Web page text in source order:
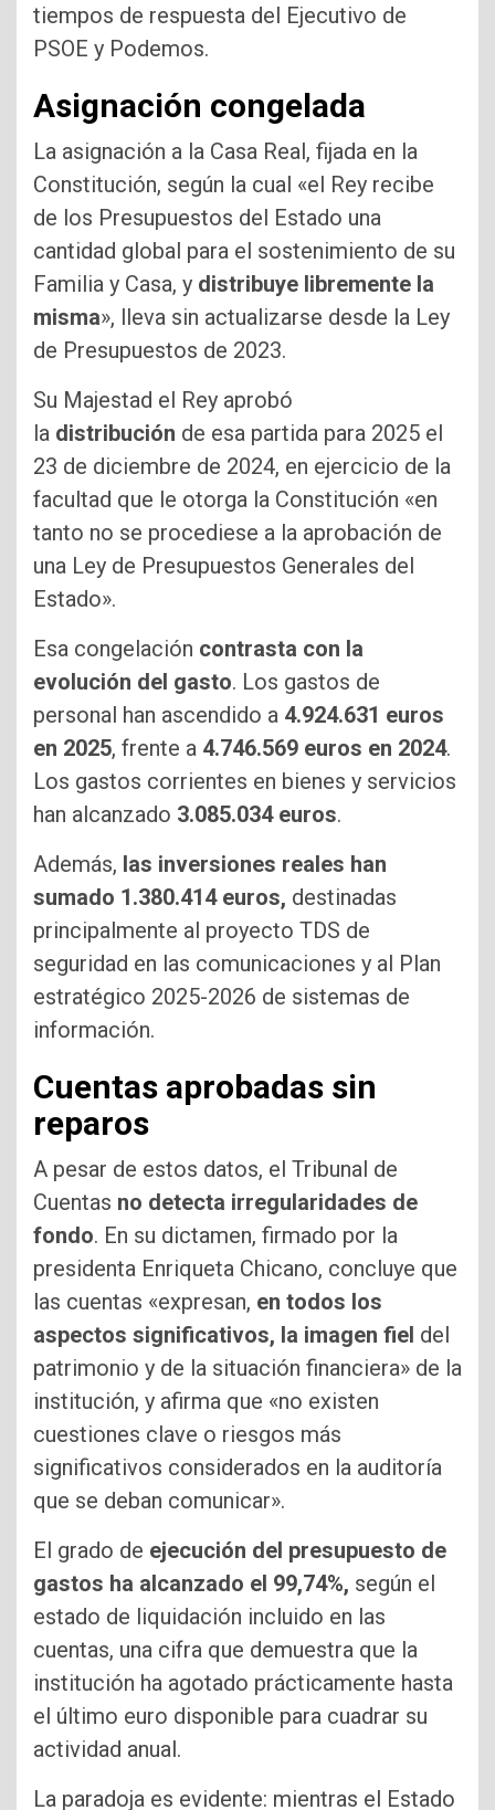
tiempos de respuesta del Ejecutivo de
PSOE y Podemos.
Asignación congelada
La asignación a la Casa Real, fijada en la
Constitución, según la cual «el Rey recibe
de los Presupuestos del Estado una
cantidad global para el sostenimiento de su
Familia y Casa, y distribuye libremente la
misma», lleva sin actualizarse desde la Ley
de Presupuestos de 2023.
Su Majestad el Rey aprobó
la distribución de esa partida para 2025 el
23 de diciembre de 2024, en ejercicio de la
facultad que le otorga la Constitución «en
tanto no se procediese a la aprobación de
una Ley de Presupuestos Generales del
Estado».
Esa congelación contrasta con la
evolución del gasto. Los gastos de
personal han ascendido a 4.924.631 euros
en 2025, frente a 4.746.569 euros en 2024.
Los gastos corrientes en bienes y servicios
han alcanzado 3.085.034 euros.
Además, las inversiones reales han
sumado 1.380.414 euros, destinadas
principalmente al proyecto TDS de
seguridad en las comunicaciones y al Plan
estratégico 2025-2026 de sistemas de
información.
Cuentas aprobadas sin
reparos
A pesar de estos datos, el Tribunal de
Cuentas no detecta irregularidades de
fondo. En su dictamen, firmado por la
presidenta Enriqueta Chicano, concluye que
las cuentas «expresan, en todos los
aspectos significativos, la imagen fiel del
patrimonio y de la situación financiera» de la
institución, y afirma que «no existen
cuestiones clave o riesgos más
significativos considerados en la auditoría
que se deban comunicar».
El grado de ejecución del presupuesto de
gastos ha alcanzado el 99,74%, según el
estado de liquidación incluido en las
cuentas, una cifra que demuestra que la
institución ha agotado prácticamente hasta
el último euro disponible para cuadrar su
actividad anual.
La paradoja es evidente: mientras el Estado